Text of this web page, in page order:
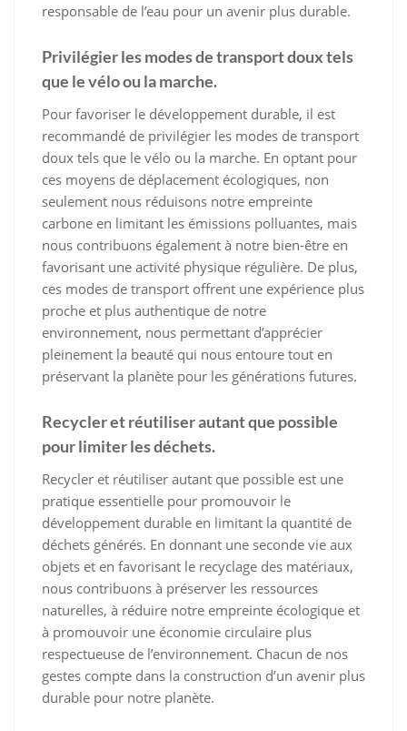
responsable de l’eau pour un avenir plus durable.
Privilégier les modes de transport doux tels
que le vélo ou la marche.
Pour favoriser le développement durable, il est
recommandé de privilégier les modes de transport
doux tels que le vélo ou la marche. En optant pour
ces moyens de déplacement écologiques, non
seulement nous réduisons notre empreinte
carbone en limitant les émissions polluantes, mais
nous contribuons également à notre bien-être en
favorisant une activité physique régulière. De plus,
ces modes de transport offrent une expérience plus
proche et plus authentique de notre
environnement, nous permettant d’apprécier
pleinement la beauté qui nous entoure tout en
préservant la planète pour les générations futures.
Recycler et réutiliser autant que possible
pour limiter les déchets.
Recycler et réutiliser autant que possible est une
pratique essentielle pour promouvoir le
développement durable en limitant la quantité de
déchets générés. En donnant une seconde vie aux
objets et en favorisant le recyclage des matériaux,
nous contribuons à préserver les ressources
naturelles, à réduire notre empreinte écologique et
à promouvoir une économie circulaire plus
respectueuse de l’environnement. Chacun de nos
gestes compte dans la construction d’un avenir plus
durable pour notre planète.